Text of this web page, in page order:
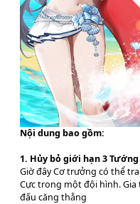
Nội dung bao gồm:
1. Hủy bỏ giới hạn 3
Giờ đây Cơ trưởng có thể
Cực trong một đội hình.
đấu căng thẳng